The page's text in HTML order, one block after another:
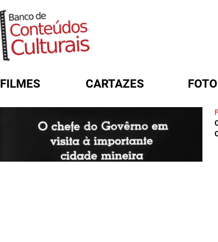
FILMES CARTAZES